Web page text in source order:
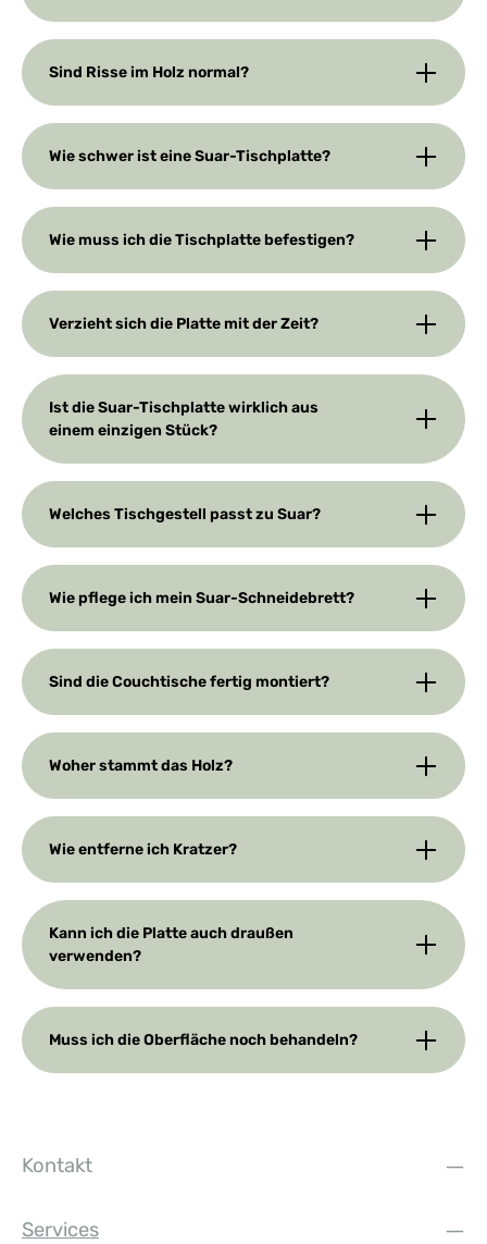
Sind Risse im Holz normal?
Wie schwer ist eine Suar-Tischplatte?
Wie muss ich die Tischplatte befestigen?
Verzieht sich die Platte mit der Zeit?
Ist die Suar-Tischplatte wirklich aus
einem einzigen Stück?
Welches Tischgestell passt zu Suar?
Wie pflege ich mein Suar-Schneidebrett?
Sind die Couchtische fertig montiert?
Woher stammt das Holz?
Wie entferne ich Kratzer?
Kann ich die Platte auch draußen
verwenden?
Muss ich die Oberfläche noch behandeln?
Kontakt
Services